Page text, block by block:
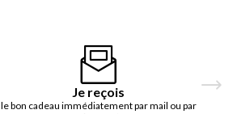
Je reçois
le bon cadeau immédiatement par mail ou par